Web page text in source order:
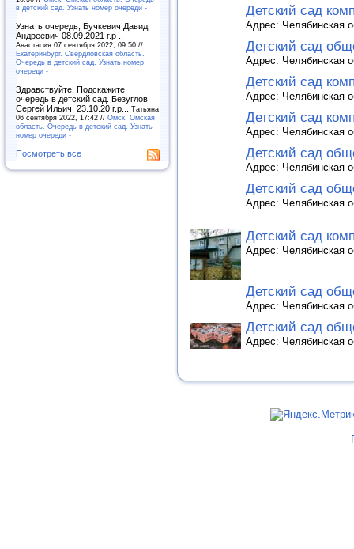
в детский сад. Узнать номер очереди -
Узнать очередь, Бучкевич Давид
Андреевич 08.09.2021 г.р ..
Анастасия 07 сентября 2022, 09:50 //
Екатеринбург. Свердловская область.
Очередь в детский сад. Узнать номер
очереди -
Здравствуйте. Подскажите
очередь в детский сад. Безуглов
Сергей Ильич, 23.10.20 г.р... Татьяна
06 сентября 2022, 17:42 // Омск. Омская
область. Очередь в детский сад. Узнать
номер очереди -
Посмотреть все
Детский сад
Адрес: Челябинская
Детский сад
Адрес: Челябинская
Детский сад
Адрес: Челябинская
Детский сад
Адрес: Челябинская
Детский сад
Адрес: Челябинская
Детский сад
Адрес: Челябинская
...
Детский сад
Адрес: Челябинская
Детский сад
Адрес: Челябинская
Детский сад
Адрес: Челябинская